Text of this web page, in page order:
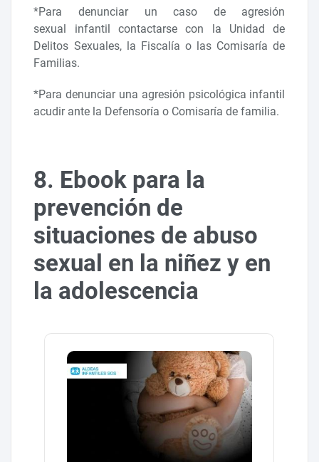
*Para denunciar un caso de agresión
sexual infantil contactarse con la Unidad de
Delitos Sexuales, la Fiscalía o las Comisaría de
Familias.
*Para denunciar una agresión psicológica infantil
acudir ante la Defensoría o Comisaría de familia.
8. Ebook para la
prevención de
situaciones de abuso
sexual en la niñez y en
la adolescencia